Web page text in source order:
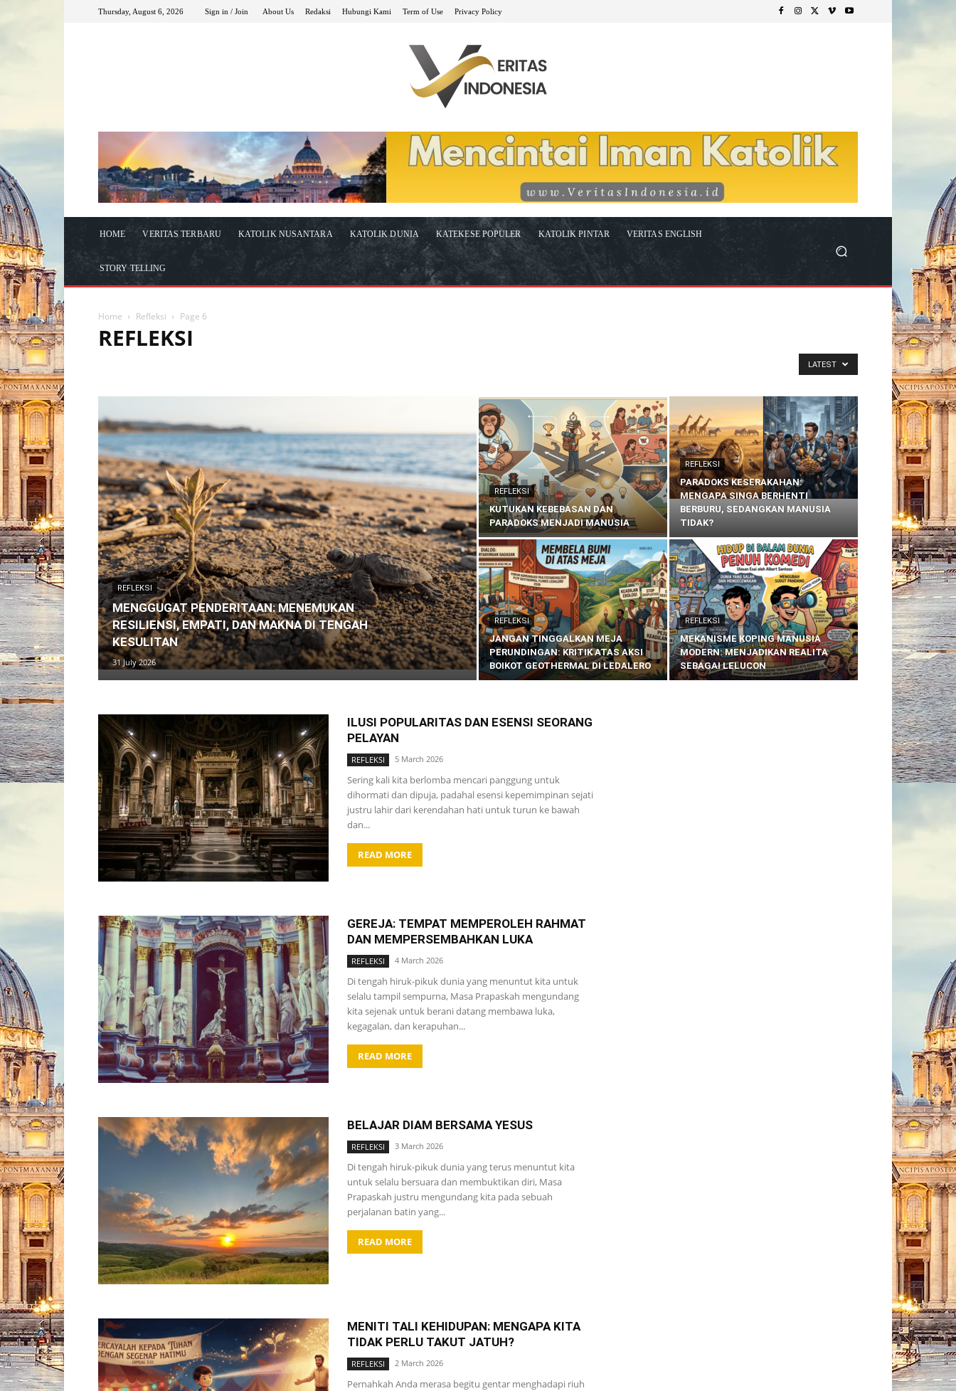
Thursday, August 6, 2026 Sign in / Join About Us Redaksi Hubungi Kami Term of Use Privacy Policy
HOME VERITAS TERBARU KATOLIK NUSANTARA KATOLIK DUNIA KATEKESE POPULER KATOLIK PINTAR VERITAS ENGLISH
STORY TELLING
Home Refleksi Page 6
REFLEKSI
LATEST
REFLEKSI
MENGGUGAT PENDERITAAN: MENEMUKAN
RESILIENSI, EMPATI, DAN MAKNA DI TENGAH
KESULITAN
31 July 2026
REFLEKSI
KUTUKAN KEBEBASAN DAN
PARADOKS MENJADI MANUSIA
REFLEKSI
PARADOKS KESERAKAHAN:
MENGAPA SINGA BERHENTI
BERBURU, SEDANGKAN MANUSIA
TIDAK?
REFLEKSI
JANGAN TINGGALKAN MEJA
PERUNDINGAN: KRITIK ATAS AKSI
BOIKOT GEOTHERMAL DI LEDALERO
REFLEKSI
MEKANISME KOPING MANUSIA
MODERN: MENJADIKAN REALITA
SEBAGAI LELUCON
ILUSI POPULARITAS DAN ESENSI SEORANG
PELAYAN
REFLEKSI 5 March 2026
Sering kali kita berlomba mencari panggung untuk
dihormati dan dipuja, padahal esensi kepemimpinan sejati
justru lahir dari kerendahan hati untuk turun ke bawah
dan...
READ MORE
GEREJA: TEMPAT MEMPEROLEH RAHMAT
DAN MEMPERSEMBAHKAN LUKA
REFLEKSI 4 March 2026
Di tengah hiruk-pikuk dunia yang menuntut kita untuk
selalu tampil sempurna, Masa Prapaskah mengundang
kita sejenak untuk berani datang membawa luka,
kegagalan, dan kerapuhan...
READ MORE
BELAJAR DIAM BERSAMA YESUS
REFLEKSI 3 March 2026
Di tengah hiruk-pikuk dunia yang terus menuntut kita
untuk selalu bersuara dan membuktikan diri, Masa
Prapaskah justru mengundang kita pada sebuah
perjalanan batin yang...
READ MORE
MENITI TALI KEHIDUPAN: MENGAPA KITA
TIDAK PERLU TAKUT JATUH?
REFLEKSI 2 March 2026
Pernahkah Anda merasa begitu gentar menghadapi riuh